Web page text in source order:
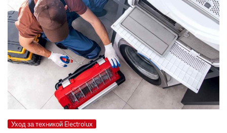
Уход за техникой Electrolux